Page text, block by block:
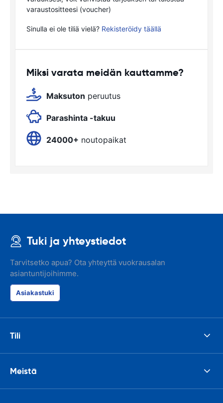
varaustositteesi (voucher)
Sinulla ei ole tiliä vielä? Rekisteröidy täällä
Miksi varata meidän kauttamme?
Maksuton peruutus
Parashinta -takuu
24000+ noutopaikat
Tuki ja yhteystiedot
Tarvitsetko apua? Ota yhteyttä vuokrausalan
asiantuntijoihimme.
Asiakastuki
Tili
Meistä